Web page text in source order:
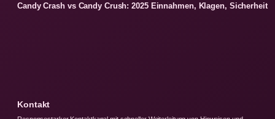
Candy Crash vs Candy Crush: 2025 Einnahmen, Klagen, Sicherheit
Kontakt